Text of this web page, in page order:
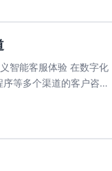
智能客服体验 在数字化
等多个渠道的客户咨询